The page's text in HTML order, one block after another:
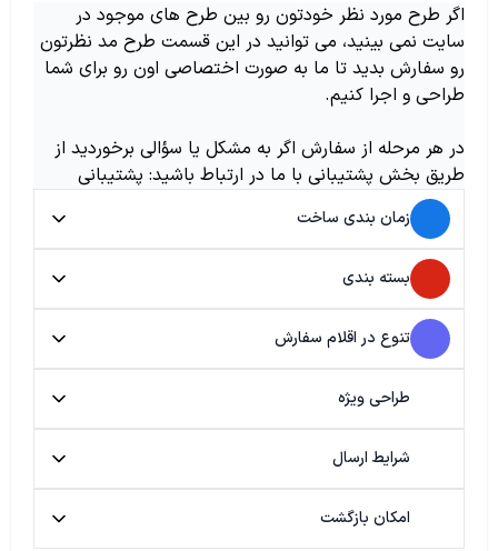
اگر طرح مورد نظر خودتون رو بین طرح های موجود در
سایت نمی بینید، می توانید در این قسمت طرح مد نظرتون
رو سفارش بدید تا ما به صورت اختصاصی اون رو برای شما
طراحی و اجرا کنیم.
در هر مرحله از سفارش اگر به مشکل یا سؤالی برخوردید از
طریق بخش پشتیبانی با ما در ارتباط باشید: پشتیبانی
زمان بندی ساخت
بسته بندی
تنوع در اقلام سفارش
طراحی ویژه
شرایط ارسال
امکان بازگشت